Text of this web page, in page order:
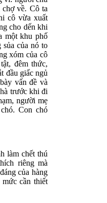
về. Cô ta
cô vừa xuất
cho dến khi
một khu phố
sủa của nó to
xóm của cô
đêm thức,
đầu giấc ngủ
vấn đề và
trước khi đi
người mẹ
Con chó
làm chết thú
riêng mà
của hàng
cần thiết